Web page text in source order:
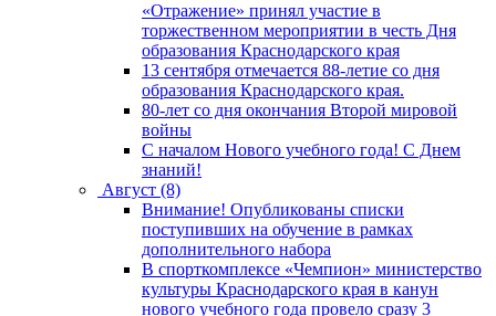
«Отражение» принял участие в
торжественном мероприятии в честь Дня
образования Краснодарского края
13 сентября отмечается 88-летие со дня
образования Краснодарского края.
80-лет со дня окончания Второй мировой
войны
С началом Нового учебного года! С Днем
знаний!
Август (8)
Внимание! Опубликованы списки
поступивших на обучение в рамках
дополнительного набора
В спорткомплексе «Чемпион» министерство
культуры Краснодарского края в канун
нового учебного года провело сразу 3